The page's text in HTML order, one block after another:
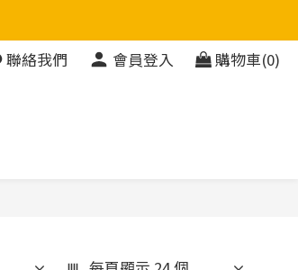
聯絡我們 會員登入 購物車(0)